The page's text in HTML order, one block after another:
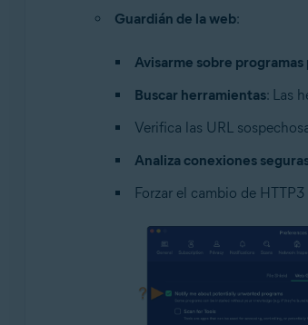
Guardián de la web:
Avisarme sobre
Buscar herramientas: Las
Verifica las URL
Analiza conexiones
Forzar el cambio de